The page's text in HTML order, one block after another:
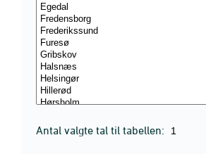
Antal valgte tal til tabellen: